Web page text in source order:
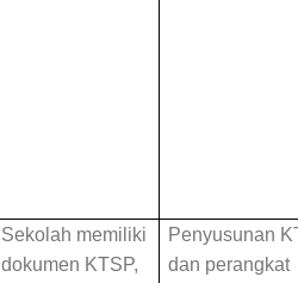
Sekolah memiliki
dokumen KTSP,
Penyusunan
dan perangkat